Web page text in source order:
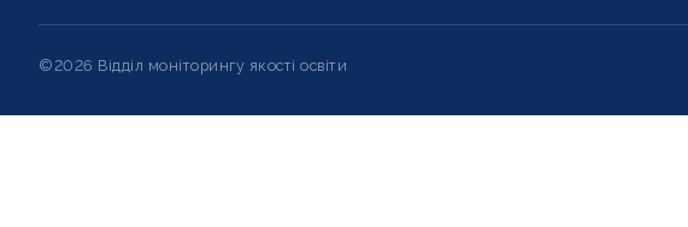
©2026 Відділ моніторингу якості освіти